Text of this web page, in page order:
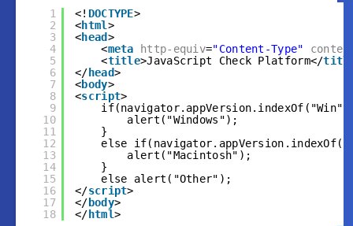
1
2
3
4
5
6
7
8
9
10
11
12
13
14
15
16
17
18
<! DOCTYPE>
<html>
<head>
<meta http-equiv="Content-Type"
<title>JavaScript Check Platform</
</ head>
<body>
<script>
alert("Windows");
}
else
alert("Macintosh");
}
else alert("Other");
</script>
</ body>
</ html>